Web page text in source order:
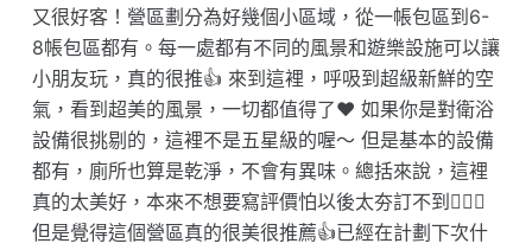
又很好客！營區劃分為好幾個小區域，從一帳包區到6-
8帳包區都有。每一處都有不同的風景和遊樂設施可以讓
小朋友玩，真的很推👍 來到這裡，呼吸到超級新鮮的空
氣，看到超美的風景，一切都值得了❤️ 如果你是對衛浴
設備很挑剔的，這裡不是五星級的喔～ 但是基本的設備
都有，廁所也算是乾淨，不會有異味。總括來說，這裡
真的太美好，本來不想要寫評價怕以後太夯訂不到🤦🏻‍♀️
但是覺得這個營區真的很美很推薦👍已經在計劃下次什